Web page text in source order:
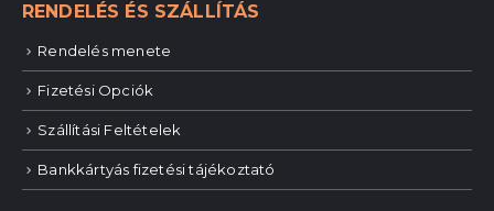
RENDELÉS ÉS SZÁLLÍTÁS
Rendelés menete
Fizetési Opciók
Szállítási Feltételek
Bankkártyás fizetési tájékoztató